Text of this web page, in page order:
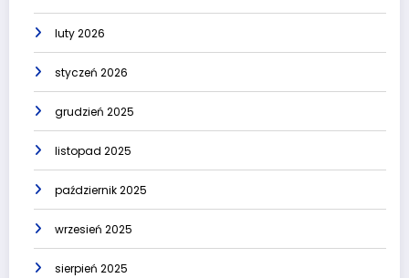
luty 2026
styczeń 2026
grudzień 2025
listopad 2025
październik 2025
wrzesień 2025
sierpień 2025